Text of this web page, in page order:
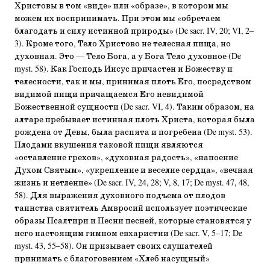
Христовы в том «виде» или «образе», в котором мы
можем их воспринимать. При этом мы «обретаем
благодать и силу истинной природы» (De sacr. IV, 20; VI, 2–
3). Кроме того, Тело Христово не телесная пища, но
духовная. Это — Тело Бога, а у Бога Тело духовное (De
myst. 58). Как Господь Иисус причастен и Божеству и
телесности, так и мы, принимая плоть Его, посредством
видимой пищи причащаемся Его невидимой
Божественной сущности (De sacr. VI, 4). Таким образом, на
алтаре пребывает истинная плоть Христа, которая была
рождена от Девы, была распята и погребена (De myst. 53).
Плодами вкушения таковой пищи являются
«оставление грехов», «духовная радость», «напоение
Духом Святым», «укрепление и веселие сердца», «вечная
жизнь и нетление» (De sacr. IV, 24, 28; V, 8, 17; De myst. 47, 48,
58). Для выражения духовного подъема от плодов
таинства святитель Амвросий использует поэтические
образы Псалтири и Песни песней, которые становятся у
него настоящим гимном евхаристии (De sacr. V, 5–17; De
myst. 43, 55–58). Он призывает своих слушателей
принимать с благоговением «Хлеб насущный»